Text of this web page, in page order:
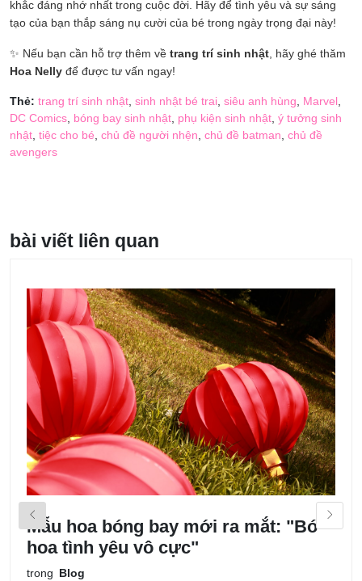
khắc đáng nhớ nhất trong cuộc đời. Hãy để tình yêu và sự sáng
tạo của bạn thắp sáng nụ cười của bé trong ngày trọng đại này!
✨ Nếu bạn cần hỗ trợ thêm về trang trí sinh nhật, hãy ghé thăm
Hoa Nelly để được tư vấn ngay!
Thẻ: trang trí sinh nhật, sinh nhật bé trai, siêu anh hùng, Marvel,
DC Comics, bóng bay sinh nhật, phụ kiện sinh nhật, ý tưởng sinh
nhật, tiệc cho bé, chủ đề người nhện, chủ đề batman, chủ đề
avengers
bài viết liên quan
Mẫu hoa bóng bay mới ra mắt: "Bó
hoa tình yêu vô cực"
trong Blog